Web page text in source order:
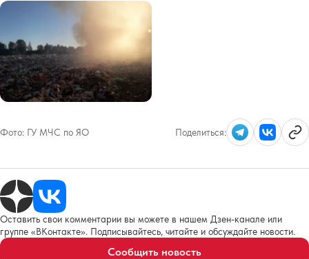
Фото: ГУ МЧС по ЯО Поделиться:
Оставить свои комментарии вы можете в нашем Дзен-канале или
группе «ВКонтакте». Подписывайтесь, читайте и обсуждайте новости.
Сообщить новость